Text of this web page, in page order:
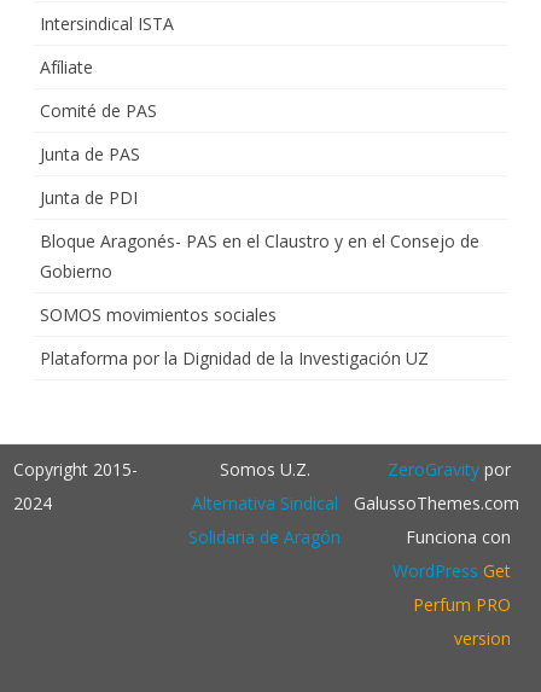
Intersindical ISTA
Afíliate
Comité de PAS
Junta de PAS
Junta de PDI
Bloque Aragonés- PAS en el Claustro y en el Consejo de
Gobierno
SOMOS movimientos sociales
Plataforma por la Dignidad de la Investigación UZ
Copyright 2015-
2024
Somos U.Z.
Alternativa Sindical
Solidaria de Aragón
ZeroGravitypor
GalussoThemes.com
Funciona con
WordPress Get
Perfum PRO
version